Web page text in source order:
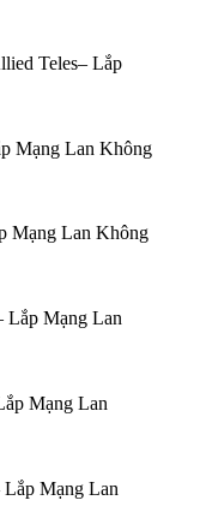
Teles– Lắp
Mạng Lan Không
Mạng Lan Không
Lắp Mạng Lan
Mạng Lan
Mạng Lan